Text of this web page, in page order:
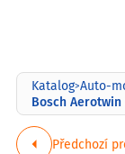
Katalog>Auto-
Bosch Aerotwin
Předchozí